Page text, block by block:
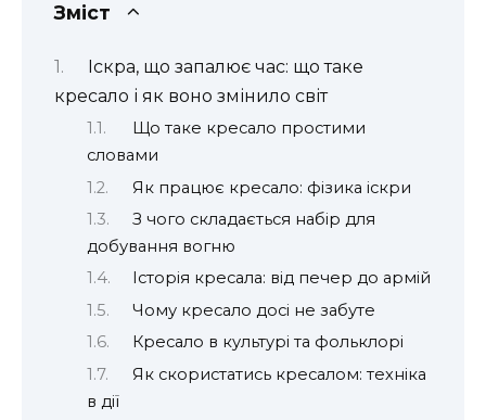
Зміст
Іскра, що запалює час: що таке
кресало і як воно змінило світ
Що таке кресало простими
словами
Як працює кресало: фізика іскри
З чого складається набір для
добування вогню
Історія кресала: від печер до армій
Чому кресало досі не забуте
Кресало в культурі та фольклорі
Як скористатись кресалом: техніка
в дії